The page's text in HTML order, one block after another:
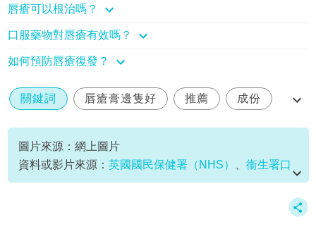
唇瘡可以根治嗎？
口服藥物對唇瘡有效嗎？
如何預防唇瘡復發？
關鍵詞 唇瘡膏邊隻好 推薦 成份
比較
圖片來源：網上圖片
資料或影片來源： 英國國民保健署（NHS） 、 衞生署口
腔健康促進科、美國疾病控制與預防中心（CDC）